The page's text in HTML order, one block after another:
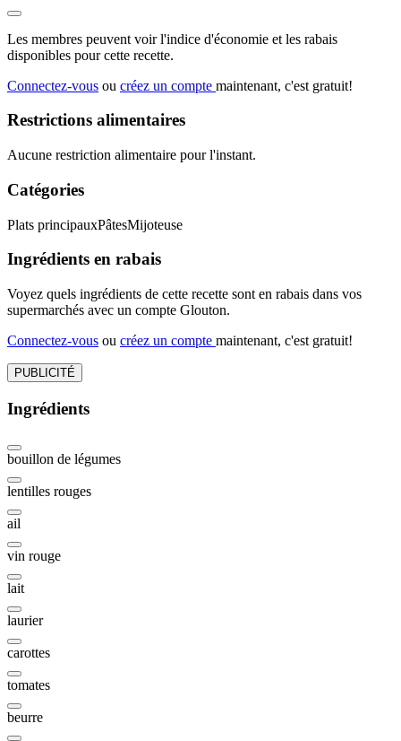
Les membres peuvent voir l'indice d'économie et les rabais
disponibles pour cette recette.
Connectez-vous ou créez un compte maintenant, c'est gratuit!
Restrictions alimentaires
Aucune restriction alimentaire pour l'instant.
Catégories
Plats principauxPâtesMijoteuse
Ingrédients en rabais
Voyez quels ingrédients de cette recette sont en rabais dans vos
supermarchés avec un compte Glouton.
Connectez-vous ou créez un compte maintenant, c'est gratuit!
PUBLICITÉ
Ingrédients
bouillon de légumes
lentilles rouges
ail
vin rouge
lait
laurier
carottes
tomates
beurre